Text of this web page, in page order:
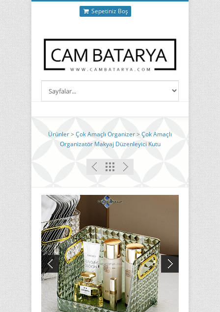
Sepetiniz Boş
Ürünler> Çok Amaçlı Organizer>Çok Amaçlı
Organizatör Makyaj Düzenleyici Kutu